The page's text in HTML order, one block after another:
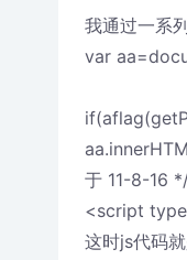
我通过一系
var
于 11-8-16
<script
这时js代码